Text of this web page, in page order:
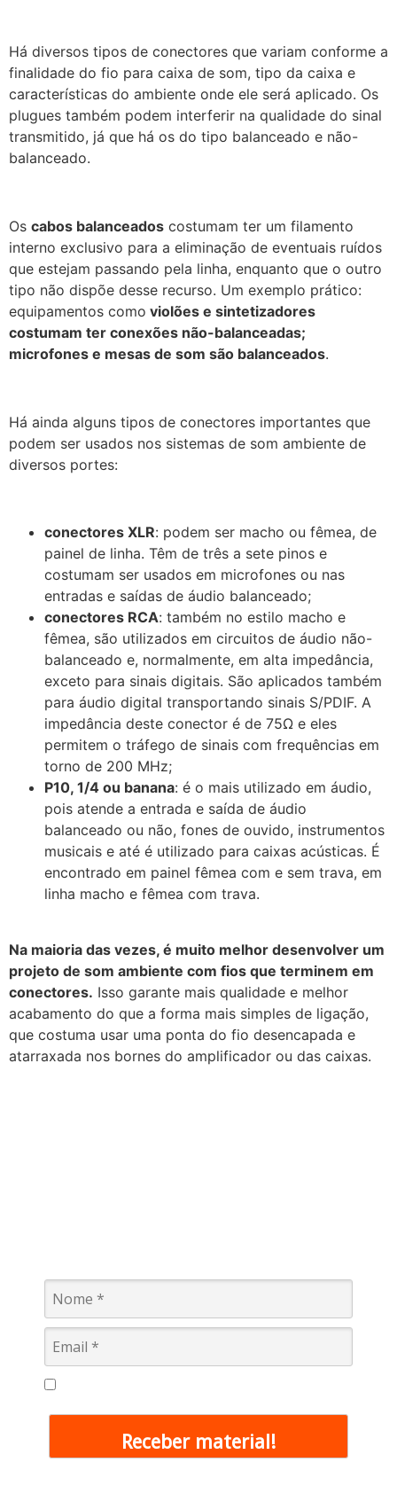
Há diversos tipos de conectores que variam conforme a
finalidade do fio para caixa de som, tipo da caixa e
características do ambiente onde ele será aplicado. Os
plugues também podem interferir na qualidade do sinal
transmitido, já que há os do tipo balanceado e não-
balanceado.
Os cabos balanceados costumam ter um filamento
interno exclusivo para a eliminação de eventuais ruídos
que estejam passando pela linha, enquanto que o outro
tipo não dispõe desse recurso. Um exemplo prático:
equipamentos como violões e sintetizadores
costumam ter conexões não-balanceadas;
microfones e mesas de som são balanceados.
Há ainda alguns tipos de conectores importantes que
podem ser usados nos sistemas de som ambiente de
diversos portes:
conectores XLR: podem ser macho ou fêmea, de
painel de linha. Têm de três a sete pinos e
costumam ser usados em microfones ou nas
entradas e saídas de áudio balanceado;
conectores RCA: também no estilo macho e
fêmea, são utilizados em circuitos de áudio não-
balanceado e, normalmente, em alta impedância,
exceto para sinais digitais. São aplicados também
para áudio digital transportando sinais S/PDIF. A
impedância deste conector é de 75Ω e eles
permitem o tráfego de sinais com frequências em
torno de 200 MHz;
P10, 1/4 ou banana: é o mais utilizado em áudio,
pois atende a entrada e saída de áudio
balanceado ou não, fones de ouvido, instrumentos
musicais e até é utilizado para caixas acústicas. É
encontrado em painel fêmea com e sem trava, em
linha macho e fêmea com trava.
Na maioria das vezes, é muito melhor desenvolver um
projeto de som ambiente com fios que terminem em
conectores. Isso garante mais qualidade e melhor
acabamento do que a forma mais simples de ligação,
que costuma usar uma ponta do fio desencapada e
atarraxada nos bornes do amplificador ou das caixas.
Receber material!